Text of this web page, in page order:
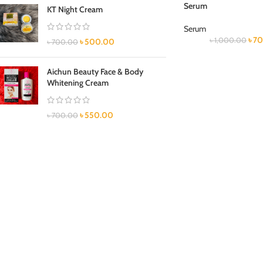
KT Night Cream
৳700.00 ৳500.00
Aichun Beauty Face & Body
Whitening Cream
৳700.00 ৳550.00
Serum
Serum
৳1,000.00 ৳